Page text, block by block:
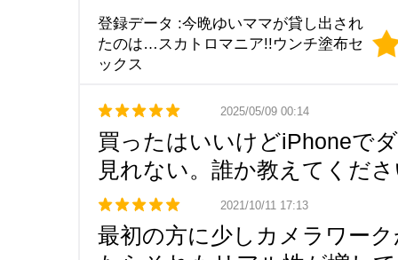
登録データ :今晩ゆいママが貸し出され
たのは…スカトロマニア!!ウンチ塗布セ
ックス
2025/05/09 00:14
買ったはいいけどiPhoneで
見れない。誰か教えてくだ
2021/10/11 17:13
最初の方に少しカメラワー